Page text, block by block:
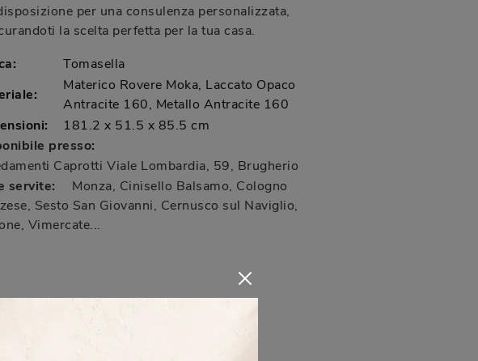
per una consulenza personalizzata,
la scelta perfetta per la tua casa.
Tomasella
Materico Rovere Moka, Laccato Opaco
Antracite 160, Metallo Antracite 160
181.2 x 51.5 x 85.5 cm
presso:
Caprotti Viale Lombardia, 59, Brugherio
servite:
Monza, Cinisello Balsamo, Cologno
Sesto San Giovanni, Cernusco sul Naviglio,
Vimercate...